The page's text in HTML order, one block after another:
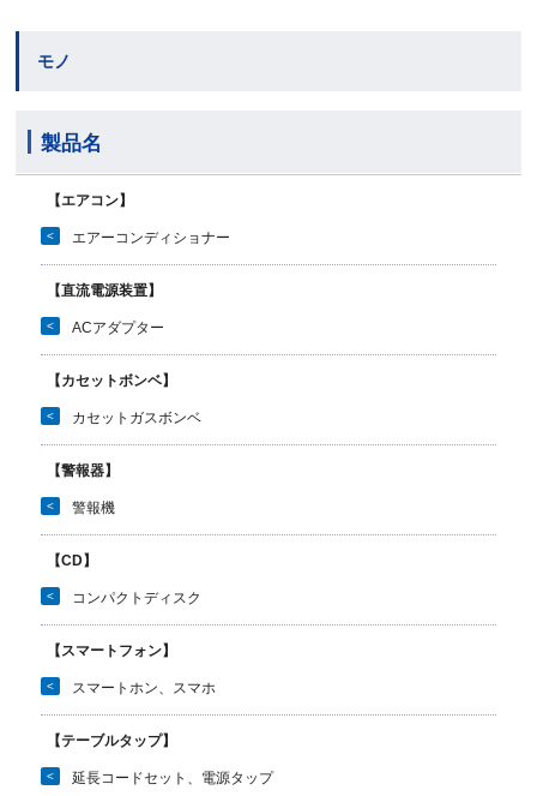
モノ
製品名
【エアコン】
< エアーコンディショナー
【直流電源装置】
< ACアダプター
【カセットボンベ】
< カセットガスボンベ
【警報器】
< 警報機
【CD】
< コンパクトディスク
【スマートフォン】
< スマートホン、スマホ
【テーブルタップ】
< 延長コードセット、電源タップ